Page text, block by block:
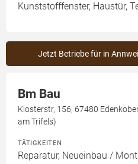
Kunststofffenster, Haustür,
Jetzt Betriebe für in
Bm Bau
Klosterstr, 156, 67480
am Trifels)
TÄTIGKEITEN
Reparatur, Neueinbau /